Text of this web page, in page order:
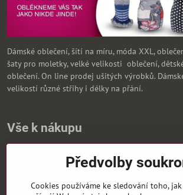
Dámské oblečení, šítí na míru, móda XXL,
šaty pro moletky, velké velikosti oblečení,
oblečení. On line prodej ušitých výrobků.
velikostí různé střihy i délky na přání.
Vše k nákupu
Zasíláme i na SlovenskoPředvolby
Cookies používáme ke sledování toho,